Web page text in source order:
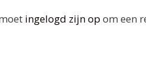
ingelogd zijn op om een